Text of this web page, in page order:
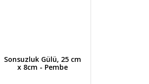
Sonsuzluk Gülü, 25 cm
x 8cm - Pembe